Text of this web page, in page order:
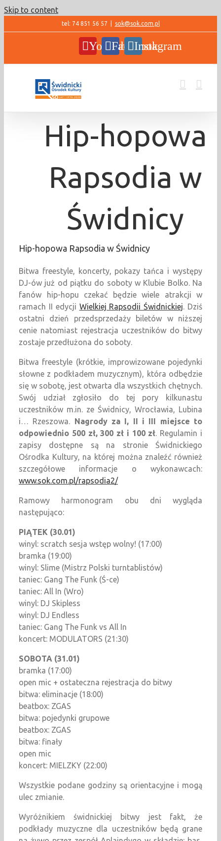
Skip to content
tel: 74 851 56 57 sok@sok.com.pl
YouTubeFacebookInstagram
Hip-hopowa
Rapsodia w
Świdnicy
Hip-hopowa Rapsodia w Świdnicy
Bitwa freestyle, koncerty, pokazy tańca i występy
DJ-ów już od piątku do soboty w Klubie Bolko. Na
fanów hip-hopu czekać będzie wiele atrakcji w
ramach II edycji Wielkiej Rapsodii Świdnickiej. Dziś
ostatni dzień przedsprzedaży biletów w niższej
cenie natomiast rejestracja uczestników do bitwy
zostaje przedłużona do soboty.
Bitwa freestyle (krótkie, improwizowane pojedynki
słowne z podkładem muzycznym), która odbędzie
się w sobotę, jest otwarta dla wszystkich chętnych.
Swój udział zgłosiło do tej pory kilkunastu
uczestników m.in. ze Świdnicy, Wrocławia, Lubina
i… Rzeszowa. Nagrody za I, II i III miejsce to
odpowiednio 500 zł, 300 zł i 100 zł. Regulamin i
zapisy dostępne są na stronie Świdnickiego
Ośrodka Kultury, na której można znaleźć również
szczegółowe informacje o wykonawcach:
www.sok.com.pl/rapsodia2/
Ramowy harmonogram obu dni wygląda
następująco:
PIĄTEK (30.01)
winyl: scratch sesja wstęp wolny! (17:00)
bramka (19:00)
winyl: Slime (Mistrz Polski turntablistów)
taniec: Gang The Funk (Ś-ce)
taniec: All In (Wro)
winyl: DJ Skipless
winyl: DJ Endless
taniec: Gang The Funk vs All In
koncert: MODULATORS (21:30)
SOBOTA (31.01)
bramka (17:00)
open mic + ostateczna rejestracja do bitwy
bitwa: eliminacje (18:00)
beatbox: ZGAS
bitwa: pojedynki grupowe
beatbox: ZGAS
bitwa: finały
open mic
koncert: MIELZKY (22:00)
Wszystkie podane godziny są orientacyjne i mogą
ulec zmianie.
Wyróżnikiem świdnickiej bitwy jest fakt, że
podkłady muzyczne dla uczestników będą grane